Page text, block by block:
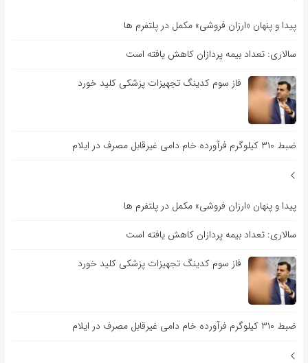
پیدا و پنهان «ارزان فروشی» مکمل در پلتفرم ها
سالاری: تعداد بیمه پردازان کاهش یافته است
فاز سوم کدینگ تجهیزات پزشکی کلید خورد
ضبط ۳۱۰ کیلوگرم فرآورده خام دامی غیرقابل مصرف در ایلام
پیدا و پنهان «ارزان فروشی» مکمل در پلتفرم ها
سالاری: تعداد بیمه پردازان کاهش یافته است
فاز سوم کدینگ تجهیزات پزشکی کلید خورد
ضبط ۳۱۰ کیلوگرم فرآورده خام دامی غیرقابل مصرف در ایلام